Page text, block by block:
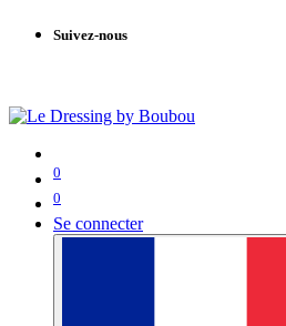
Suivez-nous
0
0
Se connecter